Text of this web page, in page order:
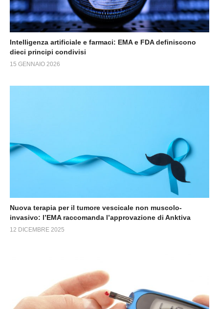
Intelligenza artificiale e farmaci: EMA e FDA definiscono
dieci principi condivisi
15 GENNAIO 2026
Nuova terapia per il tumore vescicale non muscolo-
invasivo: l’EMA raccomanda l’approvazione di Anktiva
12 DICEMBRE 2025